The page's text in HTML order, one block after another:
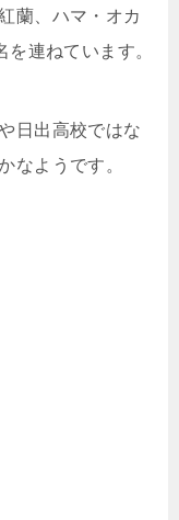
蘭、ハマ・オカ
連ねています。
日出高校ではな
なようです。